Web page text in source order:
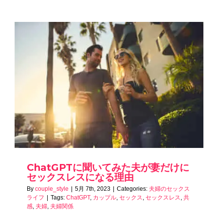
ChatGPTに聞いてみた夫が妻だけに
セックスレスになる理由
By couple_style 5月 7th, 2023 Categories: 夫婦のセックス
ライフ
Tags: ChatGPT, カップル, セックス, セックスレス, 共
感, 夫婦, 夫婦関係